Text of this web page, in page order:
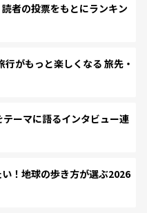
者の投票をもとにランキン
がもっと楽しくなる 旅先・
ーマに語るインタビュー連
！地球の歩き方が選ぶ2026